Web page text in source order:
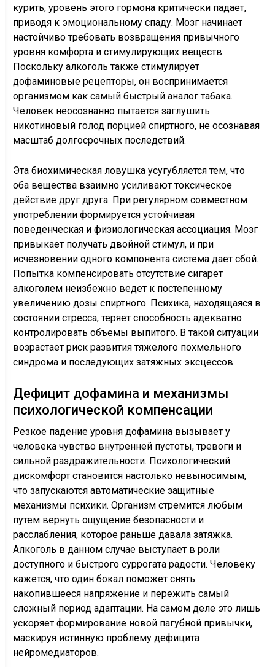
курить, уровень этого гормона критически падает,
приводя к эмоциональному спаду. Мозг начинает
настойчиво требовать возвращения привычного
уровня комфорта и стимулирующих веществ.
Поскольку алкоголь также стимулирует
дофаминовые рецепторы, он воспринимается
организмом как самый быстрый аналог табака.
Человек неосознанно пытается заглушить
никотиновый голод порцией спиртного, не осознавая
масштаб долгосрочных последствий.
Эта биохимическая ловушка усугубляется тем, что
оба вещества взаимно усиливают токсическое
действие друг друга. При регулярном совместном
употреблении формируется устойчивая
поведенческая и физиологическая ассоциация. Мозг
привыкает получать двойной стимул, и при
исчезновении одного компонента система дает сбой.
Попытка компенсировать отсутствие сигарет
алкоголем неизбежно ведет к постепенному
увеличению дозы спиртного. Психика, находящаяся в
состоянии стресса, теряет способность адекватно
контролировать объемы выпитого. В такой ситуации
возрастает риск развития тяжелого похмельного
синдрома и последующих затяжных эксцессов.
Дефицит дофамина и механизмы
психологической компенсации
Резкое падение уровня дофамина вызывает у
человека чувство внутренней пустоты, тревоги и
сильной раздражительности. Психологический
дискомфорт становится настолько невыносимым,
что запускаются автоматические защитные
механизмы психики. Организм стремится любым
путем вернуть ощущение безопасности и
расслабления, которое раньше давала затяжка.
Алкоголь в данном случае выступает в роли
доступного и быстрого суррогата радости. Человеку
кажется, что один бокал поможет снять
накопившееся напряжение и пережить самый
сложный период адаптации. На самом деле это лишь
ускоряет формирование новой пагубной привычки,
маскируя истинную проблему дефицита
нейромедиаторов.